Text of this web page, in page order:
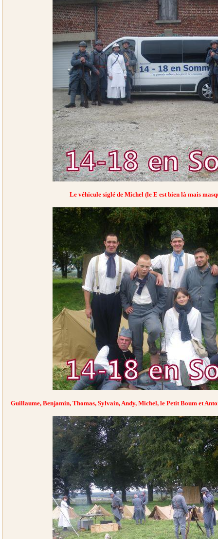
Le véhicule siglé de Michel (le E est bien là mais
Guillaume, Benjamin, Thomas, Sylvain, Andy, Michel, le Petit Boum et